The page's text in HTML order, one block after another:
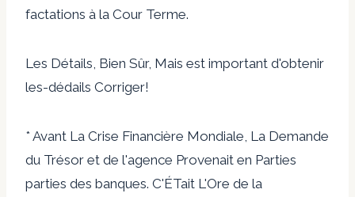
factations à la Cour Terme.
Les Détails, Bien Sûr, Mais est important d'obtenir
les-dédails Corriger!
* Avant La Crise Financière Mondiale, La Demande
du Trésor et de l'agence Provenait en Parties
parties des banques. C'ÉTait L'Ore de la